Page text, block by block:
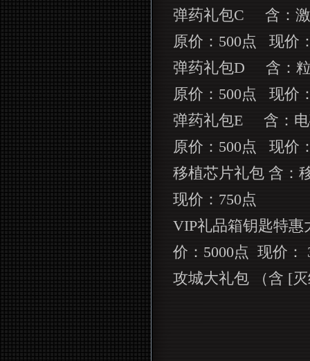
弹药礼包C
含：
原价：500点
现价
弹药礼包D
含：
原价：500点
现价
弹药礼包E
含：
原价：500点
现价
移植芯片礼包 含：
现价：750点
VIP礼品箱钥匙特惠
价：5000点 现价：
攻城大礼包 （含[